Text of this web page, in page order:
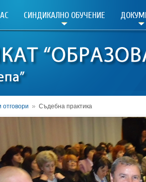
СИНДИКАЛНО ОБУЧЕНИЕ
отговори Съдебна практика